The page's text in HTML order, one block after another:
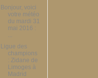
Bonjour, voici
votre météo
du mardi 31
mai 2016 :
Ligue des
champions
: Zidane de
Limoges à
Madrid